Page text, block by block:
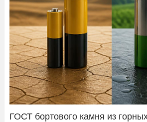
ГОСТ бортового камня из